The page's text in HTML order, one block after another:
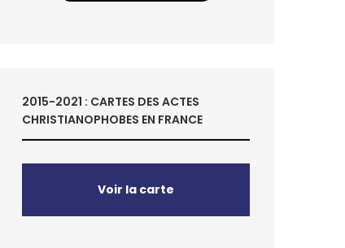
2015-2021 : CARTES DES ACTES
CHRISTIANOPHOBES EN FRANCE
Voir la carte